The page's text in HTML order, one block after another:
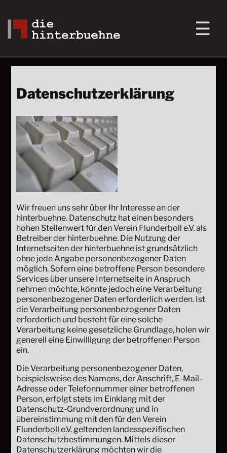
Datenschutzerklärung
Wir freuen uns sehr über Ihr Interesse an der
hinterbuehne. Datenschutz hat einen besonders
hohen Stellenwert für den Verein Flunderboll e.V. als
Betreiber der hinterbuehne. Die Nutzung der
Internetseiten der hinterbuehne ist grundsätzlich
ohne jede Angabe personenbezogener Daten
möglich. Sofern eine betroffene Person besondere
Services über unsere Internetseite in Anspruch
nehmen möchte, könnte jedoch eine Verarbeitung
personenbezogener Daten erforderlich werden. Ist
die Verarbeitung personenbezogener Daten
erforderlich und besteht für eine solche
Verarbeitung keine gesetzliche Grundlage, holen wir
generell eine Einwilligung der betroffenen Person
ein.
Die Verarbeitung personenbezogener Daten,
beispielsweise des Namens, der Anschrift, E-Mail-
Adresse oder Telefonnummer einer betroffenen
Person, erfolgt stets im Einklang mit der
Datenschutz-Grundverordnung und in
übereinstimmung mit den für den Verein
Flunderboll e.V. geltenden landesspezifischen
Datenschutzbestimmungen. Mittels dieser
Datenschutzerklärung möchten wir die